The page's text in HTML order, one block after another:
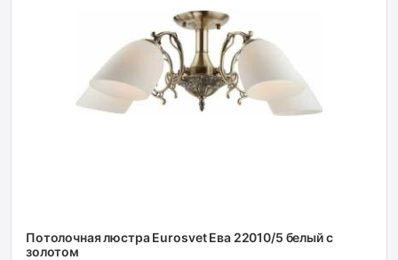
Потолочная люстра Eurosvet Ева 22010/5 белый с
золотом